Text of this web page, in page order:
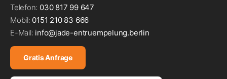
Telefon: 030 817 99 647
Mobil: 0151 210 83 666
E-Mail: info@jade-entruempelung.berlin
Gratis Anfrage